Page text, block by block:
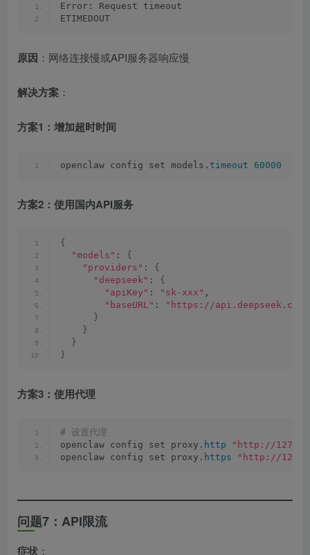
Error: Request timeout
ETIMEDOUT
原因 ：网络连接慢或API服务器响应慢
解决方案 ：
方案1：增加超时时间
openclaw config set models. timeout 60000
方案2：使用国内API服务
{
"models" : {
"providers" : {
"deepseek" : {
"apiKey" : "sk-xxx" ,
"baseURL" :
"https://api.deepseek.com"
}
}
}
}
方案3：使用代理
# 设置代理
openclaw config set proxy. http
"http://
openclaw config set proxy. https "http://
问题7：API限流
症状 ：